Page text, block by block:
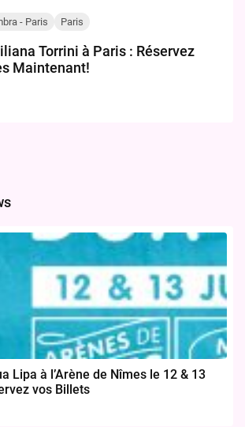
- Paris Paris
Torrini à Paris : Réservez
Maintenant!
Lipa à l’Arène de Nîmes le 12 & 13
vos Billets